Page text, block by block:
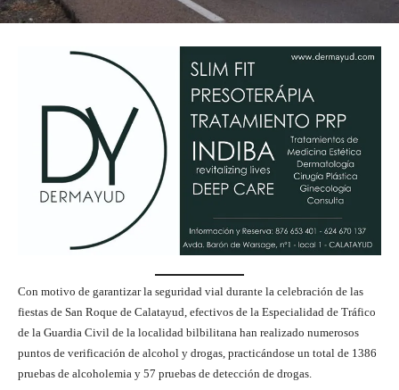
Con motivo de garantizar la seguridad vial durante la celebración de las
fiestas de San Roque de Calatayud, efectivos de la Especialidad de Tráfico
de la Guardia Civil de la localidad bilbilitana han realizado numerosos
puntos de verificación de alcohol y drogas, practicándose un total de 1386
pruebas de alcoholemia y 57 pruebas de detección de drogas.